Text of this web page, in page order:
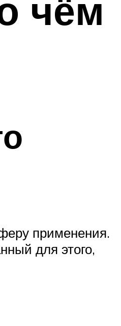
чём
применения.
для этого,